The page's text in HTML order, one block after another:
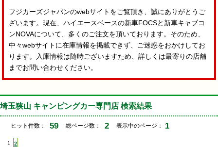
フジカーズジャパンのwebサイトをご覧頂き、誠にありがとうご
ざいます。現在、ハイエースベースの新車FOCSと新車キャブコ
ンNOVAについて、多くのご注文を頂いております。そのため、
中々webサイトに在庫情報を掲載できず、ご迷惑をおかけしてお
ります。入庫情報は随時ございますため、詳しくは最寄りの店舗
までお問い合わせください。
埼玉狭山 キャンピングカー専門店 検索結果
ヒット件数： 59 総ページ数： 2 表示中のページ： 1
1 2